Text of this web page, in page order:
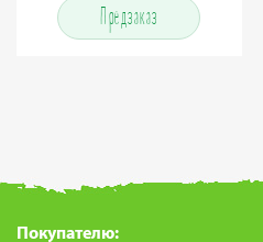
Предзаказ
Покупателю: